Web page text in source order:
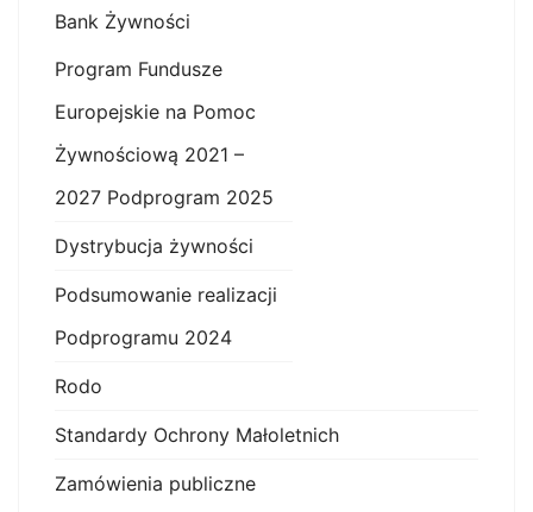
Bank Żywności
Program Fundusze
Europejskie na Pomoc
Żywnościową 2021 –
2027 Podprogram 2025
Dystrybucja żywności
Podsumowanie realizacji
Podprogramu 2024
Rodo
Standardy Ochrony Małoletnich
Zamówienia publiczne